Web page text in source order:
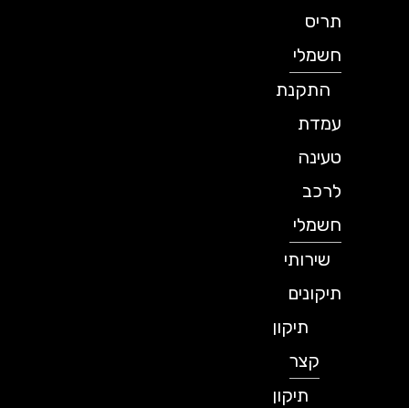
תריס
חשמלי
התקנת
עמדת
טעינה
לרכב
חשמלי
שירותי
תיקונים
תיקון
תיקון